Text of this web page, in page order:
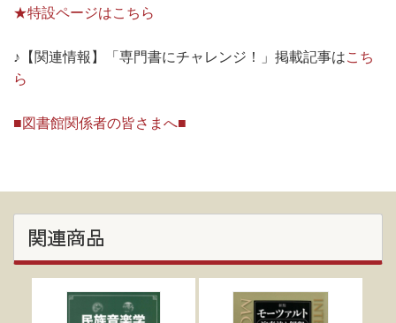
★特設ページはこちら
♪【関連情報】「専門書にチャレンジ！」掲載記事はこち
ら
■図書館関係者の皆さまへ■
関連商品